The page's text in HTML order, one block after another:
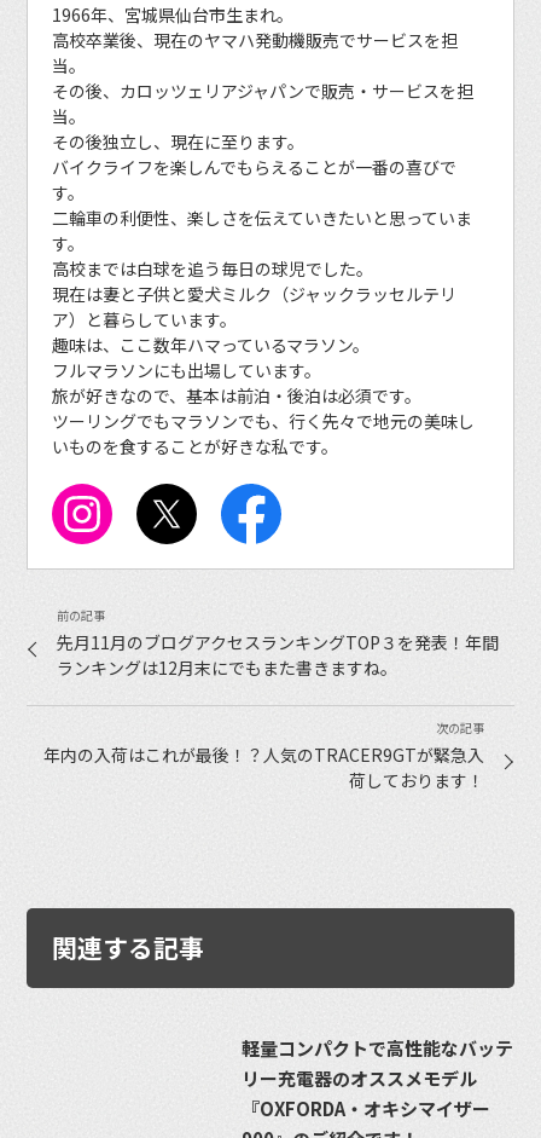
1966年、宮城県仙台市生まれ。
高校卒業後、現在のヤマハ発動機販売でサービスを担
当。
その後、カロッツェリアジャパンで販売・サービスを担
当。
その後独立し、現在に至ります。
バイクライフを楽しんでもらえることが一番の喜びで
す。
二輪車の利便性、楽しさを伝えていきたいと思っていま
す。
高校までは白球を追う毎日の球児でした。
現在は妻と子供と愛犬ミルク（ジャックラッセルテリ
ア）と暮らしています。
趣味は、ここ数年ハマっているマラソン。
フルマラソンにも出場しています。
旅が好きなので、基本は前泊・後泊は必須です。
ツーリングでもマラソンでも、行く先々で地元の美味し
いものを食することが好きな私です。
先月11月のブログアクセスランキングTOP３を発表！年間
ランキングは12月末にでもまた書きますね。
年内の入荷はこれが最後！？人気のTRACER9GTが緊急入
荷しております！
関連する記事
軽量コンパクトで高性能なバッテ
リー充電器のオススメモデル
『OXFORDA・オキシマイザー